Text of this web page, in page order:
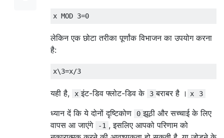
लेकिन एक छोटा तरीका पूर्णांक विभाजन का उपयोग करना
है:
यही है, x इंट-डिव फ्लोट-डिव के 3 बराबर है । x 3
ध्यान दें कि ये दोनों दृष्टिकोण 0 झूठी और सच्चाई के लिए
वापस आ जाएंगे
-1 , इसलिए आपको परिणाम को